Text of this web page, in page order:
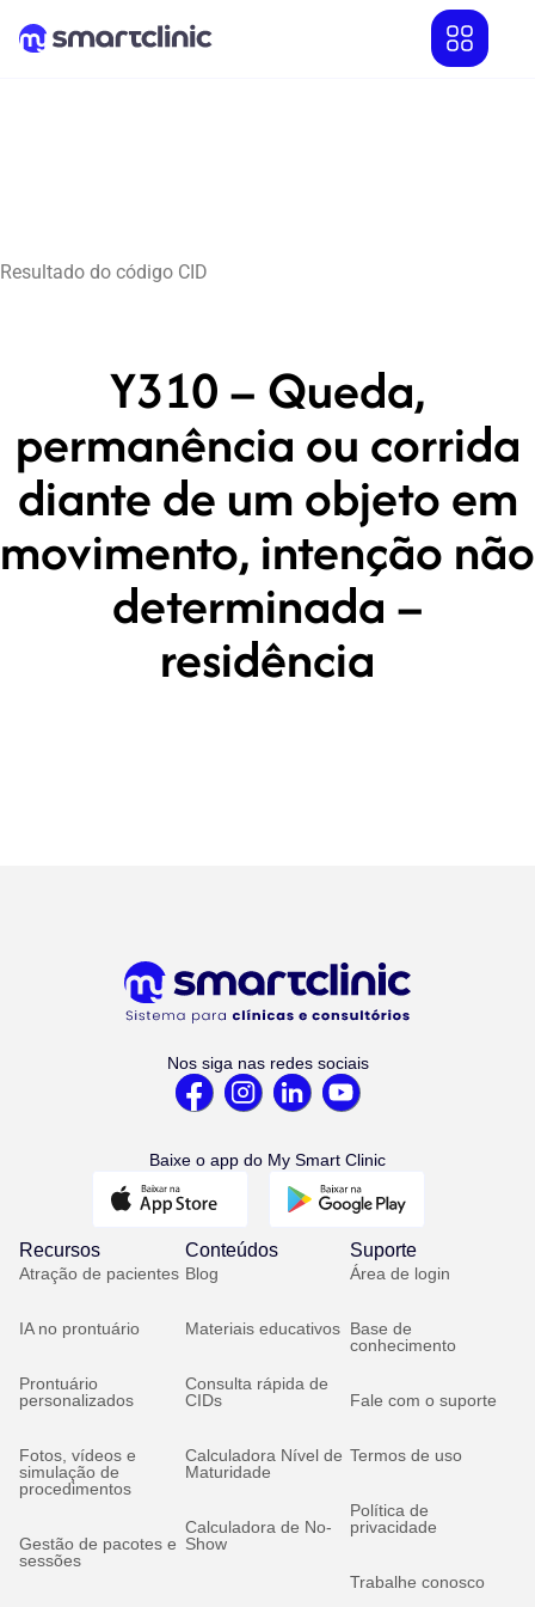
Resultado do código CID
Y310 – Queda,
permanência ou corrida
diante de um objeto em
movimento, intenção não
determinada –
residência
Nos siga nas redes sociais
Baixe o app do My Smart Clinic
Recursos
Atração de pacientes
IA no prontuário
Prontuário
personalizados
Fotos, vídeos e
simulação de
procedimentos
Gestão de pacotes e
sessões
Conteúdos
Blog
Materiais educativos
Consulta rápida de
CIDs
Calculadora Nível de
Maturidade
Calculadora de No-
Show
Suporte
Área de login
Base de
conhecimento
Fale com o suporte
Termos de uso
Política de
privacidade
Trabalhe conosco